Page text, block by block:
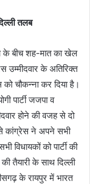
तलब
के बीच शह-मात का खेल
उम्मीदवार के अतिरिक्त
को चौकन्ना कर दिया है।
पार्टी जजपा व
होने की वजह से दो
कांग्रेस ने अपने सभी
विधायकों को पार्टी की
तैयारी के साथ दिल्ली
के रायपुर में भारत